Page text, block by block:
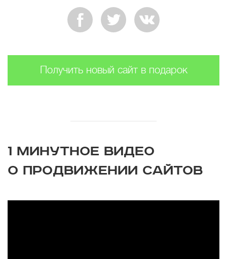
Получить новый сайт в подарок
1 МИНУТНОЕ ВИДЕО
О ПРОДВИЖЕНИИ САЙТОВ